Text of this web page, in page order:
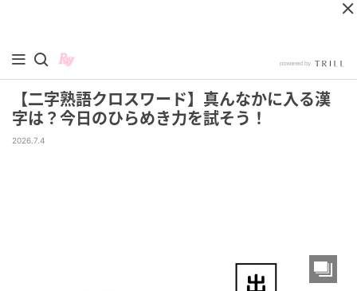
【二字熟語クロスワード】真んなかに入る漢
字は？今日のひらめき力を試そう！
2026.7.4